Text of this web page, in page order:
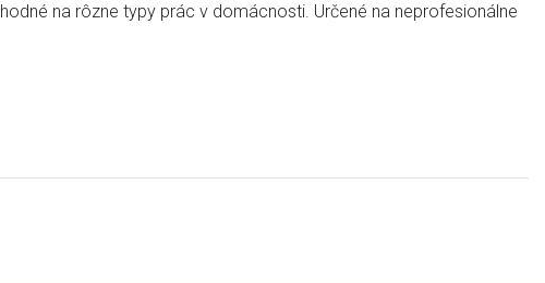
na rôzne typy prác v domácnosti. Určené na neprofesionálne